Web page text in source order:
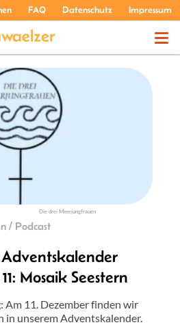
FAQ Datenschutz Impressum
THEMEN
PODCASTS
Die drei Meerjungfrauen
/ Podcast
Mosaik Seestern
Am 11. Dezember finden wir
in unserem Adventskalender.